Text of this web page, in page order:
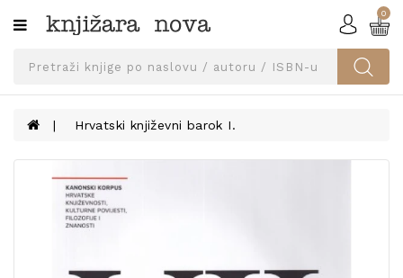
Kategorije
SVEUČILIŠNA
UDŽBENICI
KNJIGE
PRIBOR
0
Hrvatski književni barok I.